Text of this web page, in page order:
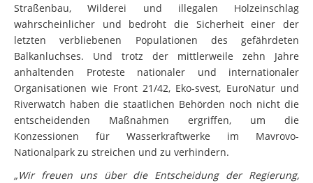
Straßenbau, Wilderei und illegalen Holzeinschlag
wahrscheinlicher und bedroht die Sicherheit einer der
letzten verbliebenen Populationen des gefährdeten
Balkanluchses. Und trotz der mittlerweile zehn Jahre
anhaltenden Proteste nationaler und internationaler
Organisationen wie Front 21/42, Eko-svest, EuroNatur und
Riverwatch haben die staatlichen Behörden noch nicht die
entscheidenden Maßnahmen ergriffen, um die
Konzessionen für Wasserkraftwerke im Mavrovo-
Nationalpark zu streichen und zu verhindern.
„Wir freuen uns über die Entscheidung der Regierung,